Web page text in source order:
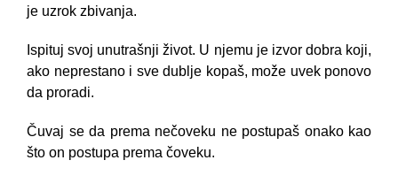
je uzrok zbivanja.
Ispituj svoj unutrašnji život. U njemu je izvor dobra koji,
ako neprestano i sve dublje kopaš, može uvek ponovo
da proradi.
Čuvaj se da prema nečoveku ne postupaš onako kao
što on postupa prema čoveku.